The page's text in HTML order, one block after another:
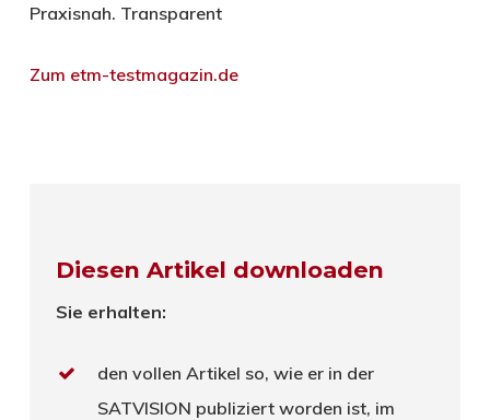
Praxisnah. Transparent
Zum etm-testmagazin.de
Diesen Artikel downloaden
Sie erhalten:
den vollen Artikel so, wie er in der
SATVISION publiziert worden ist, im